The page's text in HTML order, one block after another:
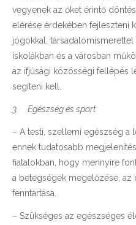
vegyenek az őket érintő
elérése érdekében fejleszteni
jogokkal,
iskolákban és a városban
az ifjúsági közösségi fellépés
segíteni kell.
3. Egészség és sport
– A testi, szellemi egészség a
ennek tudatosabb
fiatalokban, hogy mennyire
a betegségek megelőzése, az
fenntartása.
– Szükséges az egészséges